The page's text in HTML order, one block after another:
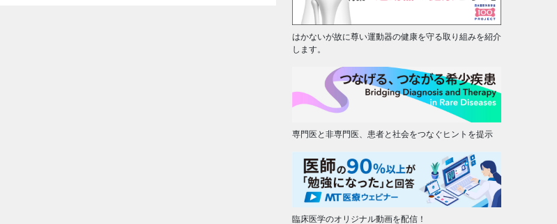
はかないが故に尊い運動器の健康を守る取り組みを紹介
します。
専門医と非専門医、患者と社会をつなぐヒントを提示
臨床医学のオリジナル動画を配信！